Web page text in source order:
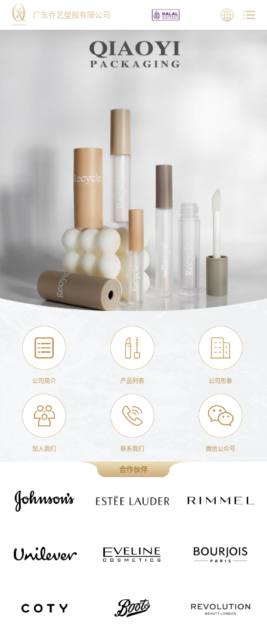
广东乔艺塑胶有限公司
公司简介 产品列表 公司形象
加入我们 联系我们 微信公众号
合作伙伴